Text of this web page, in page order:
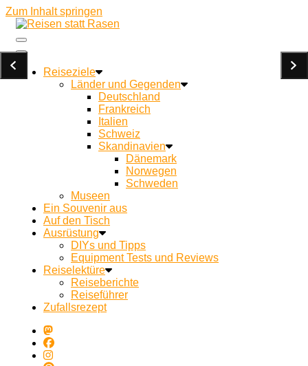
Zum Inhalt springen
Reisen statt Rasen
Reiseziele
Länder und Gegenden
Deutschland
Frankreich
Italien
Schweiz
Skandinavien
Dänemark
Norwegen
Schweden
Museen
Ein Souvenir aus
Auf den Tisch
Ausrüstung
DIYs und Tipps
Equipment Tests und Reviews
Reiselektüre
Reiseberichte
Reiseführer
Zufallsrezept